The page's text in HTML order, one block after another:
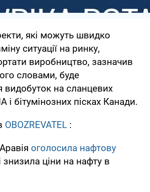
які можуть швидко
ситуації на ринку,
виробництво, зазначив
словами, буде
видобуток на сланцевих
і бітумінозних пісках Канади.
OBOZREVATEL :
оголосила нафтову
знизила ціни на нафту в